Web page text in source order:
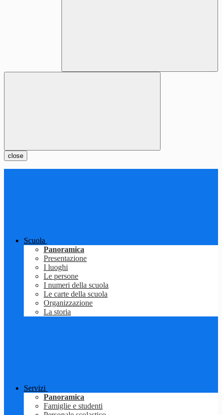
close
Scuola
Panoramica
Presentazione
I luoghi
Le persone
I numeri della scuola
Le carte della scuola
Organizzazione
La storia
Servizi
Panoramica
Famiglie e studenti